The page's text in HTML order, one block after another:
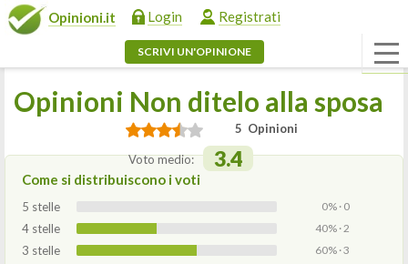
Opinioni.it Login Registrati
SCRIVI UN'OPINIONE
Opinioni Non ditelo alla sposa
5 Opinioni
Voto medio: 3.4
Come si distribuiscono i voti
5 stelle 0% · 0
4 stelle 40% · 2
3 stelle 60% · 3